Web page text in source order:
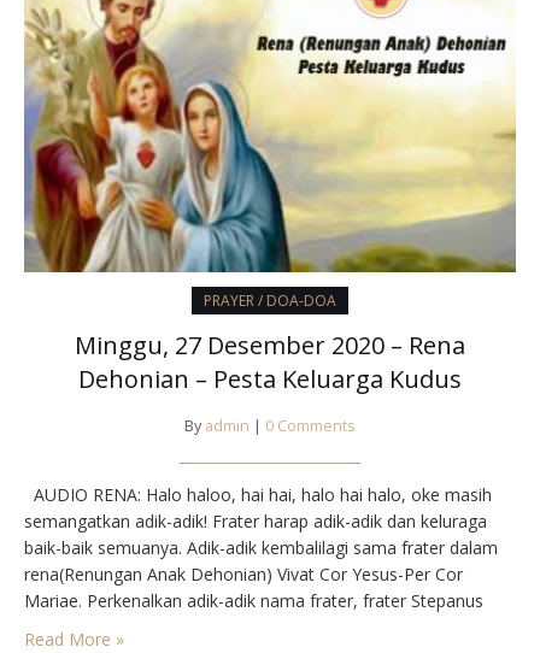
PRAYER / DOA-DOA
Minggu, 27 Desember 2020 – Rena
Dehonian – Pesta Keluarga Kudus
By admin | 0 Comments
AUDIO RENA: Halo haloo, hai hai, halo hai halo, oke masih
semangatkan adik-adik! Frater harap adik-adik dan keluraga
baik-baik semuanya. Adik-adik kembalilagi sama frater dalam
rena(Renungan Anak Dehonian) Vivat Cor Yesus-Per Cor
Mariae. Perkenalkan adik-adik nama frater, frater Stepanus
Christian biasa sipanggil Frater Chriss, Frater berasal dari
Read More »